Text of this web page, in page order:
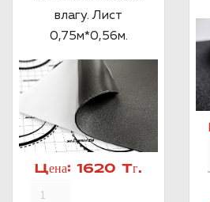
влагу. Лист
0,75м*0,56м.
Цена: 1620 Тг.